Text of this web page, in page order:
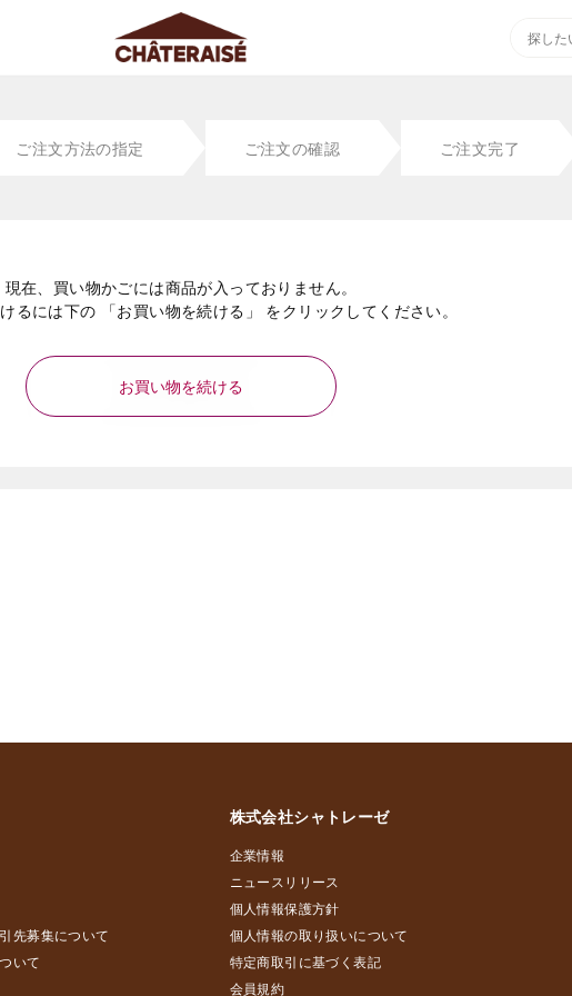
ご注文方法の指定 ご注文の確認 ご注文完了
現在、買い物かごには商品が入っておりません。
るには下の 「お買い物を続ける」 をクリックしてください。
先募集について
いて
株式会社シャトレーゼ
企業情報
ニュースリリース
個人情報保護方針
個人情報の取り扱いについて
特定商取引に基づく表記
会員規約